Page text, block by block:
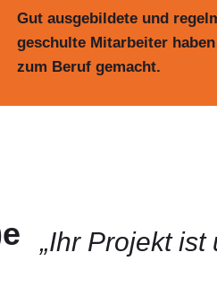
Gut ausgebildete und
geschulte Mitarbeiter
zum Beruf gemacht.
„Ihr Projekt ist